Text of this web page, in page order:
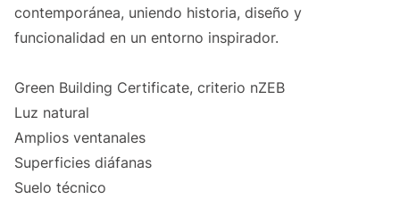
contemporánea, uniendo historia, diseño y
funcionalidad en un entorno inspirador.
Green Building Certificate, criterio nZEB
Luz natural
Amplios ventanales
Superficies diáfanas
Suelo técnico